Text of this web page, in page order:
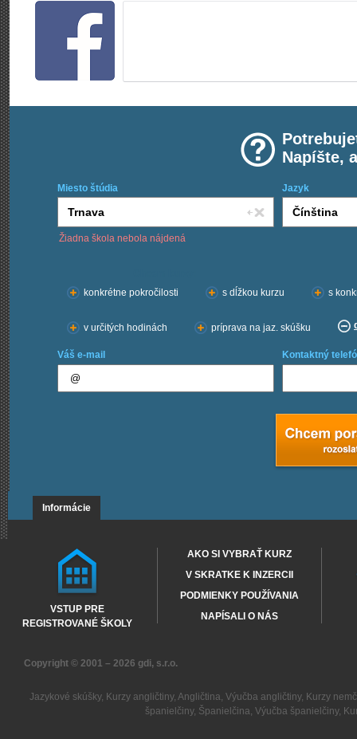
Napíšte,
Miesto štúdia Jazyk
Žiadna škola nebola nájdená
konkrétne pokročilosti
s dĺžkou kurzu s
v určitých hodinách príprava na jaz. skúšku
Váš e-mail Kontaktný
Informácie
VSTUP PRE
REGISTROVANÉ ŠKOLY
AKO SI VYBRAŤ KURZ
V SKRATKE K INZERCII
PODMIENKY POUŽÍVANIA
NAPÍSALI O NÁS
Copyright © 2001 – 2026 gdi, s.r.o.
Jazykové skúšky, Kurzy angličtiny, Angličtina, Výučba angličtiny, Kurzy
španielčiny, Španielčina, Výučba španielčiny,